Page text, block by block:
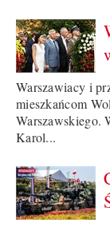
Warszawiacy i
mieszkańcom
Warszawskiego.
Karol...